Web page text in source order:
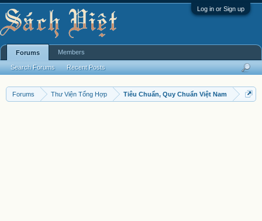
Log in or Sign up
Forums Thư Viện Tổng Hợp Tiêu Chuẩn, Quy Chuẩn Việt Nam
Forums
Search Forums Recent Posts
Members